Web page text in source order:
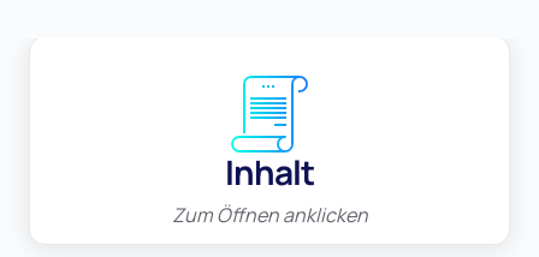
Inhalt
Zum Öffnen anklicken